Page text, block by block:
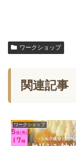
ワークショップ
関連記事
ワークショップ